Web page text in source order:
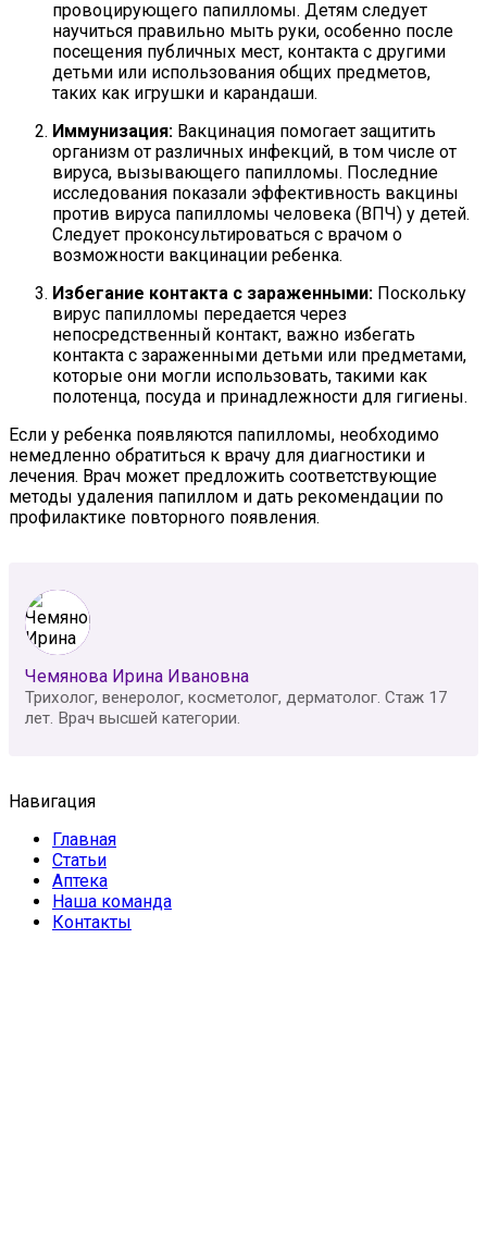
провоцирующего папилломы. Детям следует
научиться правильно мыть руки, особенно после
посещения публичных мест, контакта с другими
детьми или использования общих предметов,
таких как игрушки и карандаши.
Иммунизация: Вакцинация помогает защитить
организм от различных инфекций, в том числе от
вируса, вызывающего папилломы. Последние
исследования показали эффективность вакцины
против вируса папилломы человека (ВПЧ) у детей.
Следует проконсультироваться с врачом о
возможности вакцинации ребенка.
Избегание контакта с зараженными: Поскольку
вирус папилломы передается через
непосредственный контакт, важно избегать
контакта с зараженными детьми или предметами,
которые они могли использовать, такими как
полотенца, посуда и принадлежности для гигиены.
Если у ребенка появляются папилломы, необходимо
немедленно обратиться к врачу для диагностики и
лечения. Врач может предложить соответствующие
методы удаления папиллом и дать рекомендации по
профилактике повторного появления.
Чемянова Ирина Ивановна
Трихолог, венеролог, косметолог, дерматолог. Стаж 17
лет. Врач высшей категории.
Навигация
Главная
Статьи
Аптека
Наша команда
Контакты